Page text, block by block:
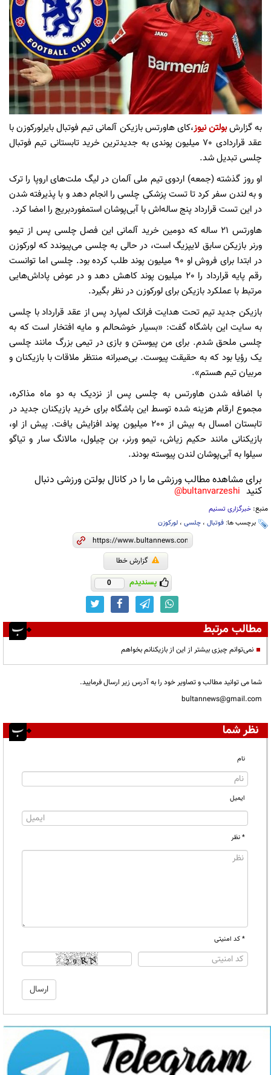
به گزارشبولتن نیوز،کای هاورتس بازیکن آلمانی تیم فوتبال بایرلورکوزن با
عقد قراردادی 70 میلیون پوندی به جدیدترین خرید تابستانی تیم فوتبال
چلسی تبدیل شد.
او روز گذشته (جمعه) اردوی تیم ملی آلمان در لیگ ملت‌های اروپا را ترک
و به لندن سفر کرد تا تست پزشکی چلسی را انجام دهد و با پذیرفته شدن
در این تست قرارداد پنج ساله‌اش با آبی‌پوشان استمفوردبریج را امضا کرد.
هاورتس 21 ساله که دومین خرید آلمانی این فصل چلسی پس از تیمو
ورنر بازیکن سابق لایپزیگ است، در حالی به چلسی می‌پیوندد که لورکوزن
در ابتدا برای فروش او 90 میلیون پوند طلب کرده بود. چلسی اما توانست
رقم پایه قرارداد را 20 میلیون پوند کاهش دهد و در عوض پاداش‌هایی
مرتبط با عملکرد بازیکن برای لورکوزن در نظر بگیرد.
بازیکن جدید تیم تحت هدایت فرانک لمپارد پس از عقد قرارداد با چلسی
به سایت این باشگاه گفت: «بسیار خوشحالم و مایه افتخار است که به
چلسی ملحق شدم. برای من پیوستن و بازی در تیمی بزرگ مانند چلسی
یک رؤیا بود که به حقیقت پیوست. بی‌صبرانه منتظر ملاقات با بازیکنان و
مربیان تیم هستم».
با اضافه شدن هاورتس به چلسی پس از نزدیک به دو ماه مذاکره،
مجموع ارقام هزینه شده توسط این باشگاه برای خرید بازیکنان جدید در
تابستان امسال به بیش از 200 میلیون پوند افزایش یافت. پیش از او،
بازیکنانی مانند حکیم زیاش، تیمو ورنر، بن چیلول، مالانگ سار و تیاگو
سیلوا به آبی‌پوشان لندن پیوسته بودند.
برای مشاهده مطالب ورزشی ما را در کانال بولتن ورزشی دنبال
کنید bultanvarzeshi@
منبع: خبرگزاری تسنیم
برچسب ها: فوتبال ، چلسی ، لورکوزن
گزارش خطا
پسندیدم 0
مطالب مرتبط
نمی‌توانم چیزی بیشتر از این از بازیکنانم بخواهم
شما می توانید مطالب و تصاویر خود را به آدرس زیر ارسال فرمایید.
bultannews@gmail.com
نظر شما
نام
ایمیل
* نظر
* کد امنیتی